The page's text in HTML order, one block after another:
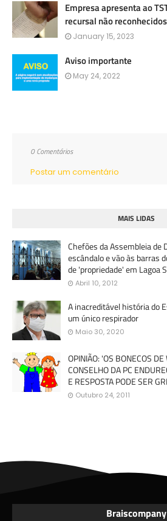
Empresa apresenta ao
recursal não
January 15, 2023
Aviso importante
May 24, 2022
0 Comentários
Postar um comentário
MAIS LIDAS
Chefões da Assembleia de
escândalo e vão às barras
de 'propriedade' em Lagoa
Abril 10, 2012
A inacreditável história do
um único respirador
Maio 30, 2020
OPINIÃO: 'OS BONECOS
CONSELHO DA PC
E RESPOSTA PODE SER
Outubro 24, 2011
Braiscompany